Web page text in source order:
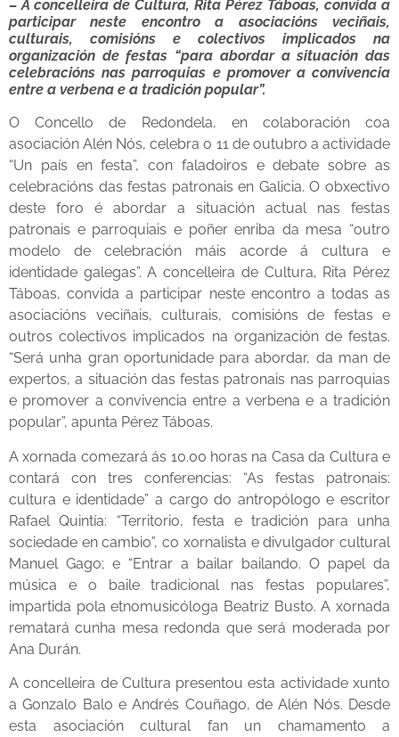
– A concelleira de Cultura, Rita Pérez Táboas, convida a
participar neste encontro a asociacións veciñais,
culturais, comisións e colectivos implicados na
organización de festas “para abordar a situación das
celebracións nas parroquias e promover a convivencia
entre a verbena e a tradición popular”.
O Concello de Redondela, en colaboración coa
asociación Alén Nós, celebra o 11 de outubro a actividade
“Un país en festa”, con faladoiros e debate sobre as
celebracións das festas patronais en Galicia. O obxectivo
deste foro é abordar a situación actual nas festas
patronais e parroquiais e poñer enriba da mesa “outro
modelo de celebración máis acorde á cultura e
identidade galegas”. A concelleira de Cultura, Rita Pérez
Táboas, convida a participar neste encontro a todas as
asociacións veciñais, culturais, comisións de festas e
outros colectivos implicados na organización de festas.
“Será unha gran oportunidade para abordar, da man de
expertos, a situación das festas patronais nas parroquias
e promover a convivencia entre a verbena e a tradición
popular”, apunta Pérez Táboas.
A xornada comezará ás 10.00 horas na Casa da Cultura e
contará con tres conferencias: “As festas patronais:
cultura e identidade” a cargo do antropólogo e escritor
Rafael Quintía: “Territorio, festa e tradición para unha
sociedade en cambio”, co xornalista e divulgador cultural
Manuel Gago; e “Entrar a bailar bailando. O papel da
música e o baile tradicional nas festas populares”,
impartida pola etnomusicóloga Beatriz Busto. A xornada
rematará cunha mesa redonda que será moderada por
Ana Durán.
A concelleira de Cultura presentou esta actividade xunto
a Gonzalo Balo e Andrés Couñago, de Alén Nós. Desde
esta asociación cultural fan un chamamento a